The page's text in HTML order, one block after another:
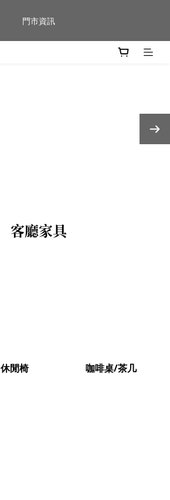
群門市展示中✨
門市資訊
客廳家具
休閒椅 咖啡桌/茶几